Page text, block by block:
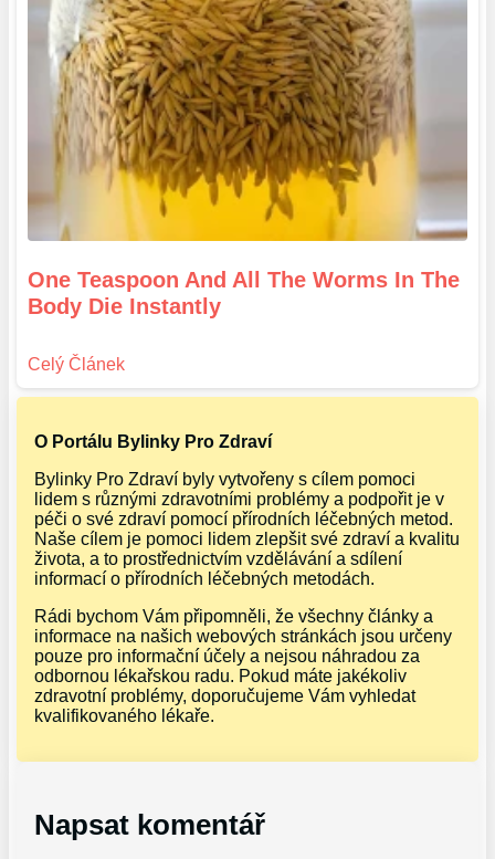
One Teaspoon And All The Worms In The
Body Die Instantly
O Portálu Bylinky Pro Zdraví
Bylinky Pro Zdraví byly vytvořeny s cílem pomoci
lidem s různými zdravotními problémy a podpořit je v
péči o své zdraví pomocí přírodních léčebných metod.
Naše cílem je pomoci lidem zlepšit své zdraví a kvalitu
života, a to prostřednictvím vzdělávání a sdílení
informací o přírodních léčebných metodách.
Rádi bychom Vám připomněli, že všechny články a
informace na našich webových stránkách jsou určeny
pouze pro informační účely a nejsou náhradou za
odbornou lékařskou radu. Pokud máte jakékoliv
zdravotní problémy, doporučujeme Vám vyhledat
kvalifikovaného lékaře.
Napsat komentář